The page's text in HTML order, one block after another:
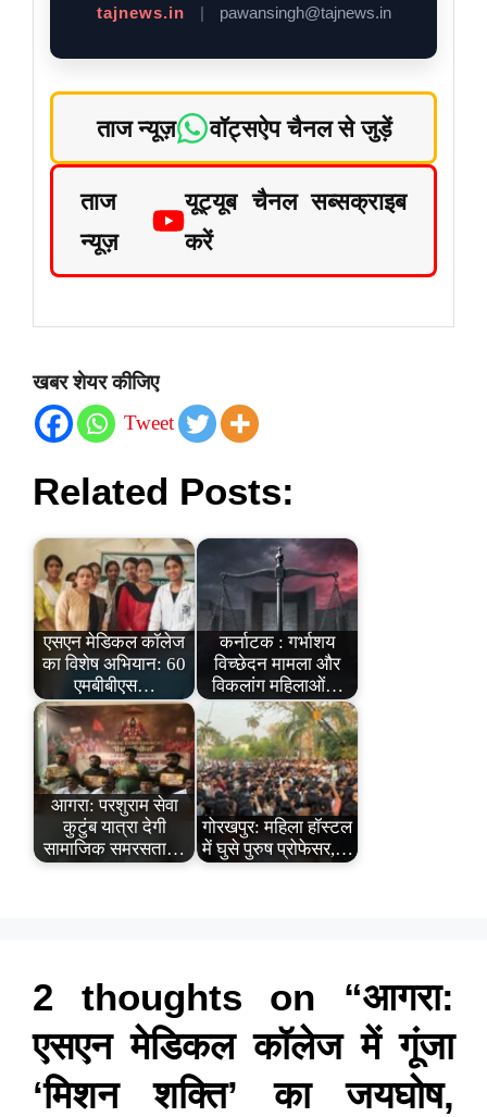
tajnews.in | pawansingh@tajnews.in
ताज न्यूज़ वॉट्सऐप चैनल से जुड़ें
ताज
न्यूज़
यूट्यूब चैनल सब्सक्राइब
करें
खबर शेयर कीजिए
Tweet
Related Posts:
एसएन मेडिकल कॉलेज
का विशेष अभियान: 60
एमबीबीएस…
कर्नाटक : गर्भाशय
विच्छेदन मामला और
विकलांग महिलाओं…
आगरा: परशुराम सेवा
कुटुंब यात्रा देगी
सामाजिक समरसता…
गोरखपुर: महिला हॉस्टल
में घुसे पुरुष प्रोफेसर,…
2 thoughts on “आगरा:
एसएन मेडिकल कॉलेज में गूंजा
‘मिशन शक्ति’ का जयघोष,